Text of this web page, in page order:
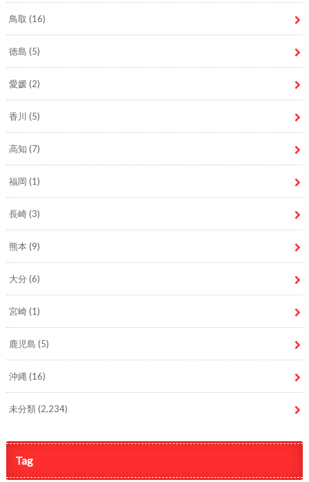
鳥取 (16)
徳島 (5)
愛媛(2)
香川 (5)
高知 (7)
福岡 (1)
長崎(3)
熊本 (9)
大分 (6)
宮崎(1)
鹿児島 (5)
沖縄 (16)
未分類(2,234)
Tag